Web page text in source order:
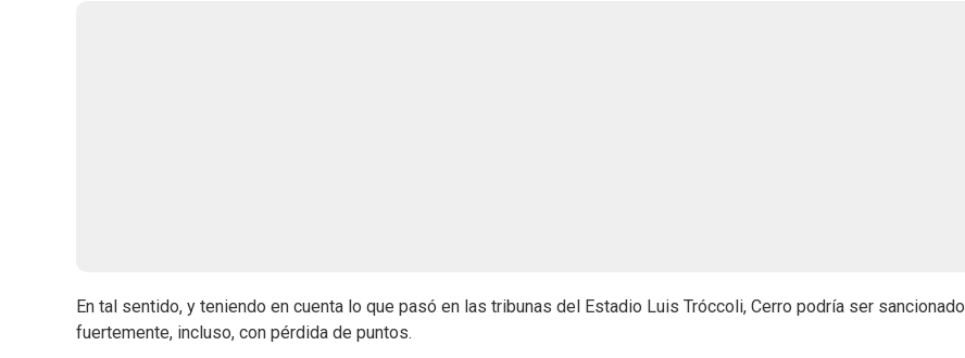
En tal sentido, y teniendo en cuenta lo que pasó en las tribunas del Estadio Luis Tróccoli, Cerro podría ser sancionado
fuertemente, incluso, con pérdida de puntos.